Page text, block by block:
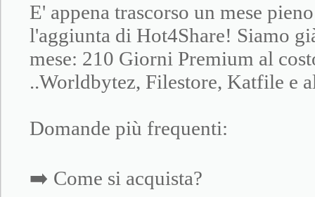
E' appena trascorso un mese
l'aggiunta di Hot4Share! Siamo
mese: 210 Giorni Premium al
..Worldbytez, Filestore, Katfile e
Domande più frequenti:
➡️ Come si acquista?